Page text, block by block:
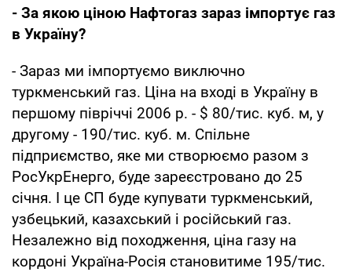
- За якою ціною Нафтогаз зараз імпортує газ
в Україну?
- Зараз ми імпортуємо виключно
туркменський газ. Ціна на вході в Україну в
першому півріччі 2006 р. - $ 80/тис. куб. м, у
другому - 190/тис. куб. м. Спільне
підприємство, яке ми створюємо разом з
РосУкрЕнерго, буде зареєстровано до 25
січня. І це СП буде купувати туркменський,
узбецький, казахський і російський газ.
Незалежно від походження, ціна газу на
кордоні Україна-Росія становитиме 195/тис.